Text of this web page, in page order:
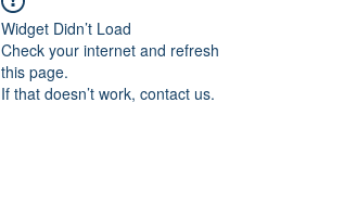
Widget Didn’t Load
Check your internet and refresh
this page.
If that doesn’t work, contact us.